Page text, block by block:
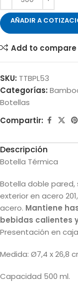
AÑADIR A
Add to compare
SKU: TTBPL53
Categorías:
Botellas
Compartir:
Descripción
Botella Térmica
Botella doble pared,
exterior en acero
acero. Mantiene
bebidas calientes
Presentación en
Medida: Ø7,4 x 26,8
Capacidad 500 ml.